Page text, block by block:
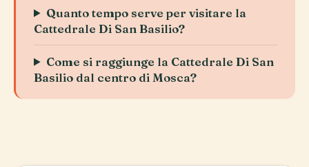
Quanto tempo serve per visitare la
Cattedrale Di San Basilio?
Come si raggiunge la Cattedrale Di San
Basilio dal centro di Mosca?